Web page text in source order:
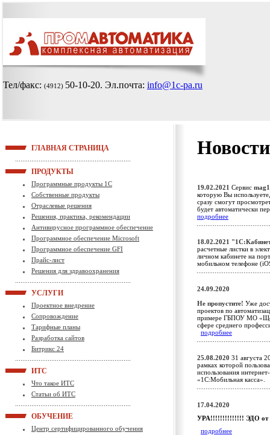
Тел/факс: (4912) 50-10-20. Эл.почта: info@1c-pa.ru
ГЛАВНАЯ СТРАНИЦА
ПРОДУКТЫ
Программные продукты 1С
Собственные продукты
Отраслевые решения
Решения, практика, рекомендации
Антивирусное программное обеспечение
Программное обеспечение Microsoft
Программное обеспечение GFI
Прайс-лист
Решения для здравоохранения
УСЛУГИ
Проектное внедрение
Сопровождение
Тарифные планы
Разработка сайтов
Битрикс 24
ИТС
Что такое ИТС
Статьи об ИТС
ОБУЧЕНИЕ
Центр сертифицированного обучения
19.02.2021 Сервис
которую Вы
сразу смогут
будет автоматически
подробнее
18.02.2021
расчетные листки в
личном кабинете на
мобильном телефоне
24.09.2020
Не пропустите! Уже
проектов по
примере ГБПОУ МО
сфере среднего
подробнее
25.08.2020 31 августа
рамках которой
использования
«1С:Мобильная касса».
17.04.2020
УРА!!!!!!!!!!!!!! ЭДО
подробнее